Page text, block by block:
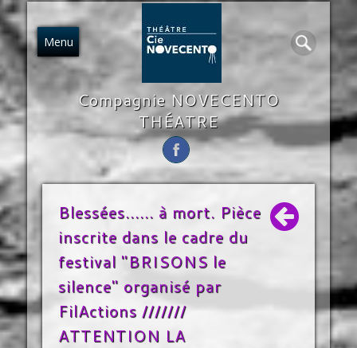
Compagnie NOVECENTO
THÉATRE
Menu ACCUEIL Bienvenue !
PRÉSENTATION Qui Sommes-Nous ?
SPECTACLES Des Détails ?
AUTRES Prestations !
ACCÈS Nous Situer !
CONTACT Nous Joindre !
Blessées...... à mort. Pièce
inscrite dans le cadre du
festival "BRISONS le
silence" organisé par
FilActions ///////
ATTENTION LA